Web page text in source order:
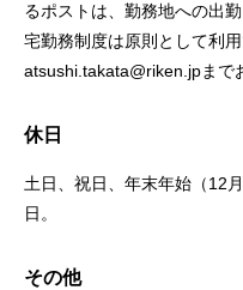
るポストは、勤務地への出
宅勤務制度は原則として利
atsushi.takata@riken.jpまで
休日
土日、祝日、年末年始（12
日。
その他